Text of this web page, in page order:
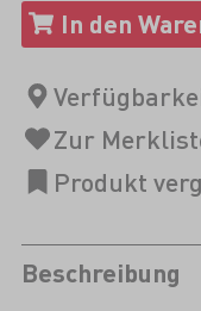
Beschreibung